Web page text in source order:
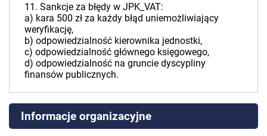
11. Sankcje za błędy w JPK_VAT:
a) kara 500 zł za każdy błąd uniemożliwiający
weryfikację,
b) odpowiedzialność kierownika jednostki,
c) odpowiedzialność głównego księgowego,
d) odpowiedzialność na gruncie dyscypliny
finansów publicznych.
Informacje organizacyjne